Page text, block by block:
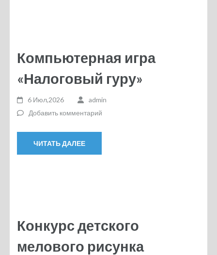
Компьютерная игра
«Налоговый гуру»
6 Июл,2026
admin
Добавить комментарий
ЧИТАТЬ ДАЛЕЕ
Конкурс детского
мелового рисунка